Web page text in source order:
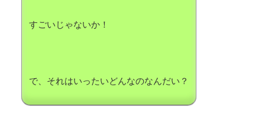
すごいじゃないか！
で、それはいったいどんなのなんだい？